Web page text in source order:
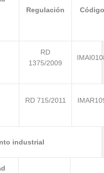
Regulación Código
RD
1375/2009
RD 715/2011
industrial